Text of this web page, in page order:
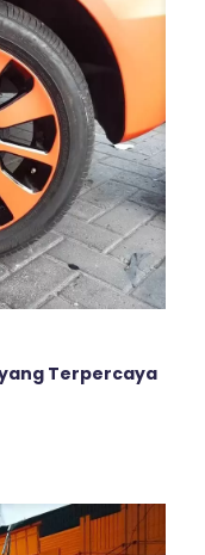
Terpercaya